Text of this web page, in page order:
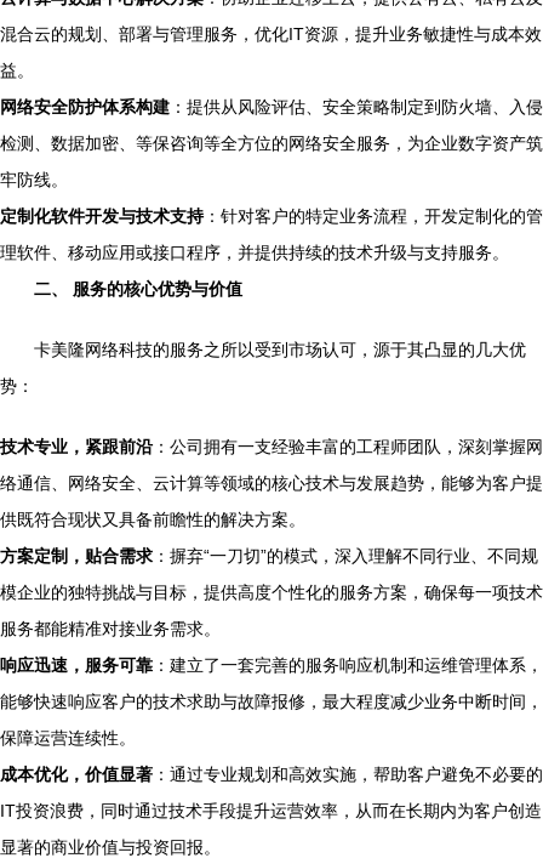
混合云的规划、部署与管理服务，优化IT资源，提升业务敏捷性与成本效
益。
网络安全防护体系构建 ：提供从风险评估、安全策略制定到防火墙、入侵
检测、数据加密、等保咨询等全方位的网络安全服务，为企业数字资产筑
牢防线。
定制化软件开发与技术支持：针对客户的特定业务流程，开发定制化的管
理软件、移动应用或接口程序，并提供持续的技术升级与支持服务。
二、 服务的核心优势与价值
卡美隆网络科技的服务之所以受到市场认可，源于其凸显的几大优
势：
技术专业，紧跟前沿：公司拥有一支经验丰富的工程师团队，深刻掌握网
络通信、网络安全、云计算等领域的核心技术与发展趋势，能够为客户提
供既符合现状又具备前瞻性的解决方案。
方案定制，贴合需求 ：摒弃“一刀切”的模式，深入理解不同行业、不同规
模企业的独特挑战与目标，提供高度个性化的服务方案，确保每一项技术
服务都能精准对接业务需求。
响应迅速，服务可靠 ：建立了一套完善的服务响应机制和运维管理体系，
能够快速响应客户的技术求助与故障报修，最大程度减少业务中断时间，
保障运营连续性。
成本优化，价值显著 ：通过专业规划和高效实施，帮助客户避免不必要的
IT投资浪费，同时通过技术手段提升运营效率，从而在长期内为客户创造
显著的商业价值与投资回报。